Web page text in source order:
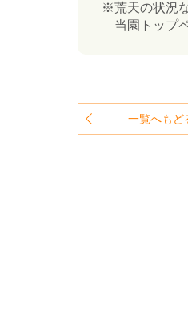
※荒天の状況
当園トップ
一覧へもど